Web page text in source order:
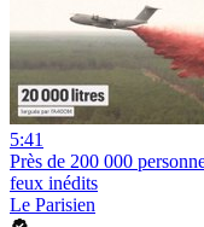
5:41
Près de 200 000
feux inédits
Le Parisien